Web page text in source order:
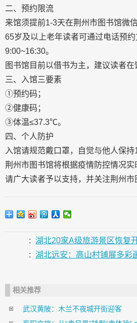
二、预约限流
来馆须提前1-3天在荆州市图书馆微
65岁及以上老年读者可通过电话预
9:00~16:30。
图书馆目前以借书为主，建议读者在
三、入馆三要素
①预约码；
②健康码；
③体温≤37.3℃。
四、个人防护
入馆请规范戴口罩，自觉与他人保
荆州市图书馆将根据疫情防控情况实
请广大读者予以支持，并关注荆州市
:
湖北20家A级旅游景区恢复
:
湖北远安：高山村铺展多彩
相关推荐
武汉黄陂：木兰不夜城开街迎客